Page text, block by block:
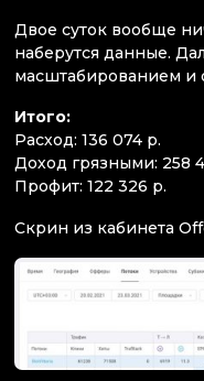
Двое суток вообще
наберутся данные.
масштабированием и
Итого:
Расход: 136 074 р.
Доход грязными: 258
Профит: 122 326 р.
Скрин из кабинета